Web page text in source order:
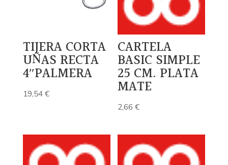
TIJERA CORTA
UÑAS RECTA
4″PALMERA
19,54€
CARTELA
BASIC SIMPLE
25 CM. PLATA
MATE
2,66€